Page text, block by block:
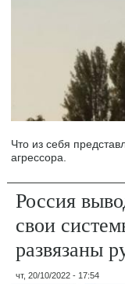
Что из себя
агрессора.
Россия
свои
развязаны
чт, 20/10/2022 - 17:54